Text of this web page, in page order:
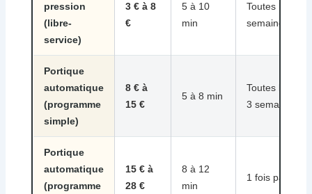
pression
(libre-
service)
3 € à 8
€
5 à 10
min
Toutes les 2
semaines
Portique
automatique
(programme
simple)
8 € à
15 €
5 à 8 min
Toutes les 2 à
3 semaines
Portique
automatique
(programme
15 € à
28 €
8 à 12
min
1 fois par mois